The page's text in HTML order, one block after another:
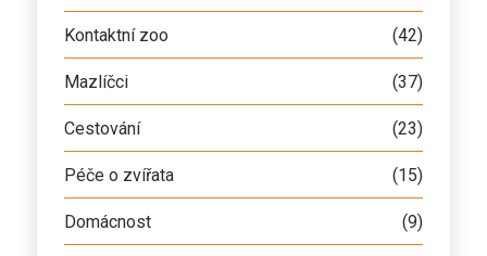
Kontaktní zoo (42)
Mazlíčci (37)
Cestování (23)
Péče o zvířata (15)
Domácnost (9)